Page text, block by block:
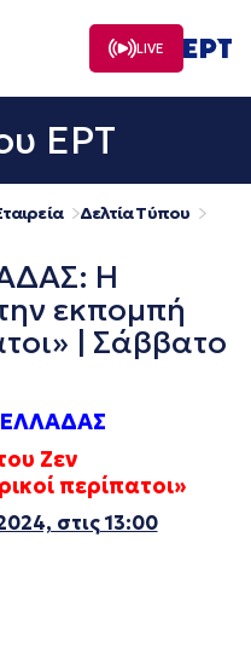
LIVE
ΕΡΤ
Δελτία Τύπου
Η
εκπομπή
| Σάββατο
Ζεν
περίπατοι»
στις 13:00